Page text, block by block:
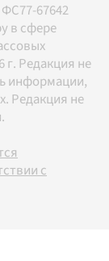
67642
в сфере
г. Редакция не
информации,
Редакция не
с